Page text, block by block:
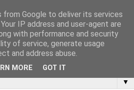
▼
from Google to deliver its services
IP address and user-agent are
with performance and security
of service, generate usage
and address abuse.
MORE GOT IT